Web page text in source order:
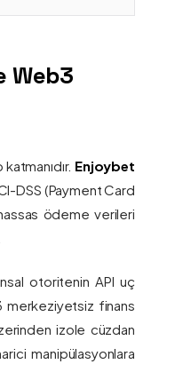
Web3
Enjoybet
DSS (Payment Card
ödeme verileri
otoritenin API uç
merkeziyetsiz finans
izole cüzdan
manipülasyonlara